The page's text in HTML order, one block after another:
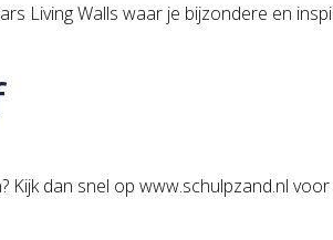
Living Walls waar je bijzondere en
dan snel op www.schulpzand.nl